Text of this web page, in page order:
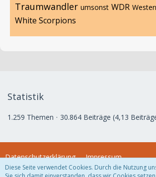
Traumwandler umsonst WDR
White Scorpions
Statistik
1.259 Themen 30.864 Beiträge (4,13
Datenschutzerklärung Impressum
Diese Seite verwendet Cookies. Durch die Nutzung